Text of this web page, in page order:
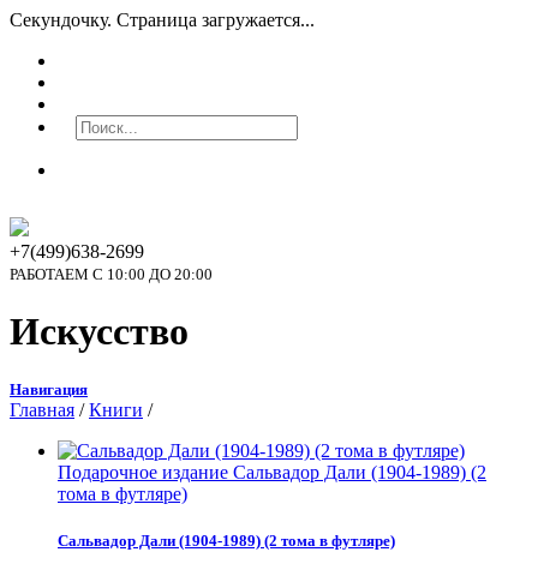
Секундочку. Страница загружается...
+7(499)638-2699
РАБОТАЕМ С 10:00 ДО 20:00
Искусство
Навигация
Главная /Книги /
Подарочное издание Сальвадор Дали (1904-1989) (2
тома в футляре)
Сальвадор Дали (1904-1989) (2 тома в футляре)